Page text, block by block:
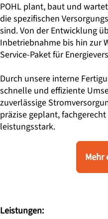
POHL plant, baut und
die spezifischen
sind. Von der Entwicklung
Inbetriebnahme bis hin zur
Service-Paket für
Durch unsere interne
schnelle und effiziente
zuverlässige
präzise geplant,
leistungsstark.
Mehr
Leistungen: